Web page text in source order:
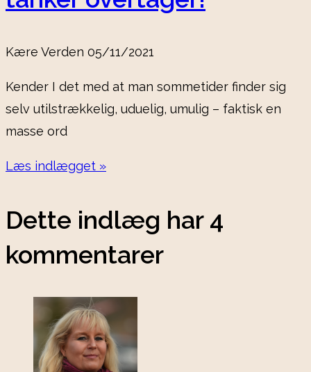
Kære Verden 05/11/2021
Kender I det med at man sommetider finder sig
selv utilstrækkelig, uduelig, umulig – faktisk en
masse ord
Læs indlægget »
Dette indlæg har 4
kommentarer